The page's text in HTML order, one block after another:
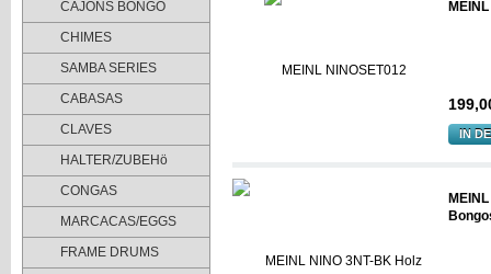
CAJONS BONGO
CHIMES
SAMBA SERIES
CABASAS
CLAVES
HALTER/ZUBEHö
CONGAS
MARCACAS/EGGS
FRAME DRUMS
IN